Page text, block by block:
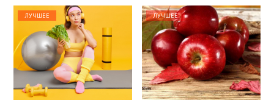
ЛУЧШЕЕ ЛУЧШЕЕ